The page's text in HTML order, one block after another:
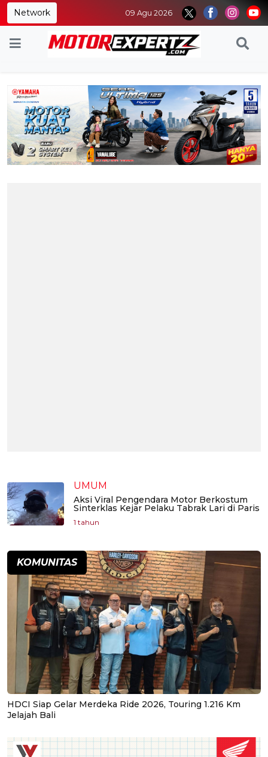
Network 09 Agu 2026
UMUM
Aksi Viral Pengendara Motor Berkostum
Sinterklas Kejar Pelaku Tabrak Lari di Paris
1 tahun
KOMUNITAS
HDCI Siap Gelar Merdeka Ride 2026, Touring 1.216 Km
Jelajah Bali